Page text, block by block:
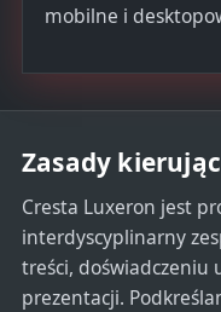
mobilne i
Zasady
Cresta Luxeron jest
interdyscyplinarny
treści, doświadczeniu
prezentacji.